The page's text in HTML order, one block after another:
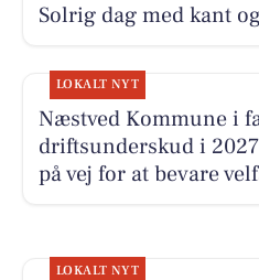
Solrig dag med kant
LOKALT NYT
Næstved Kommune i
driftsunderskud i
på vej for at bevare
LOKALT NYT